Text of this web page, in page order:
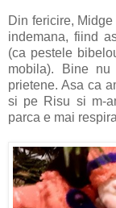
Din fericire,
indemana, fiind
(ca pestele
mobila). Bine
prietene. Asa ca
si pe Risu si m-
parca e mai